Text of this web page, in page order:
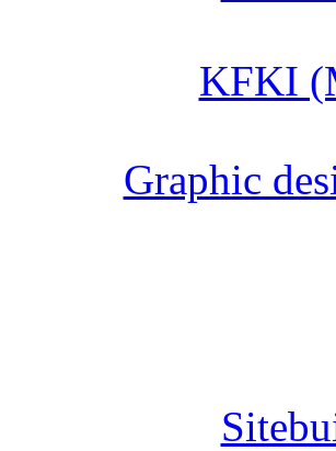
KFKI
Graphic